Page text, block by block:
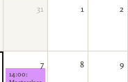
31 1 2
7
14:00:
8 9